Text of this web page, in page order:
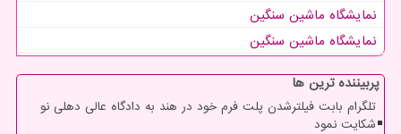
نمایشگاه ماشین سنگین
نمایشگاه ماشین سنگین
پربیننده ترین ها
تلگرام بابت فیلترشدن پلت فرم خود در هند به دادگاه عالی دهلی نو
شکایت نمود